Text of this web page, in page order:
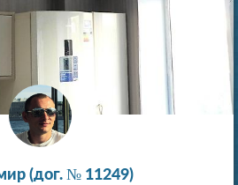
(дог. № 11249)